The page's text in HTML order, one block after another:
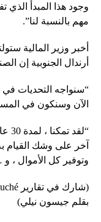
وجود هذا المبدأ الذي
مهم بالنسبة لنا”.
أخبر وزير المالية
أرندال الجنوبية إن
“سنواجه التحديات
الآن وسنكون في
آخر على وشك القيام
وتوفير كل الأموال ،
بقلم جيسون نيلي)